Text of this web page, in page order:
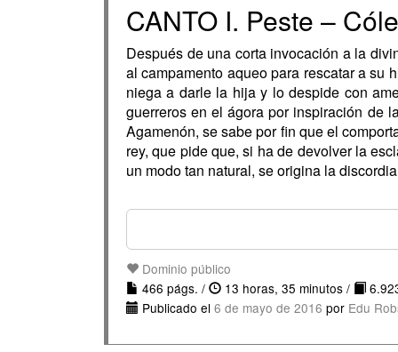
CANTO I. Peste –
Después de una corta invocación a la
al campamento aqueo para rescatar a su
niega a darle la hija y lo despide con
guerreros en el ágora por inspiración de
Agamenón, se sabe por fin que el
rey, que pide que, si ha de devolver la
un modo tan natural, se origina la
Dominio público
466 págs. /
13 horas, 35 minutos /
Publicado el 6 de mayo de 2016 por Edu